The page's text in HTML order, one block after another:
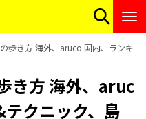
歩き方 海外、aruco 国内、ランキン
き方 海外、aruc
クニック、島